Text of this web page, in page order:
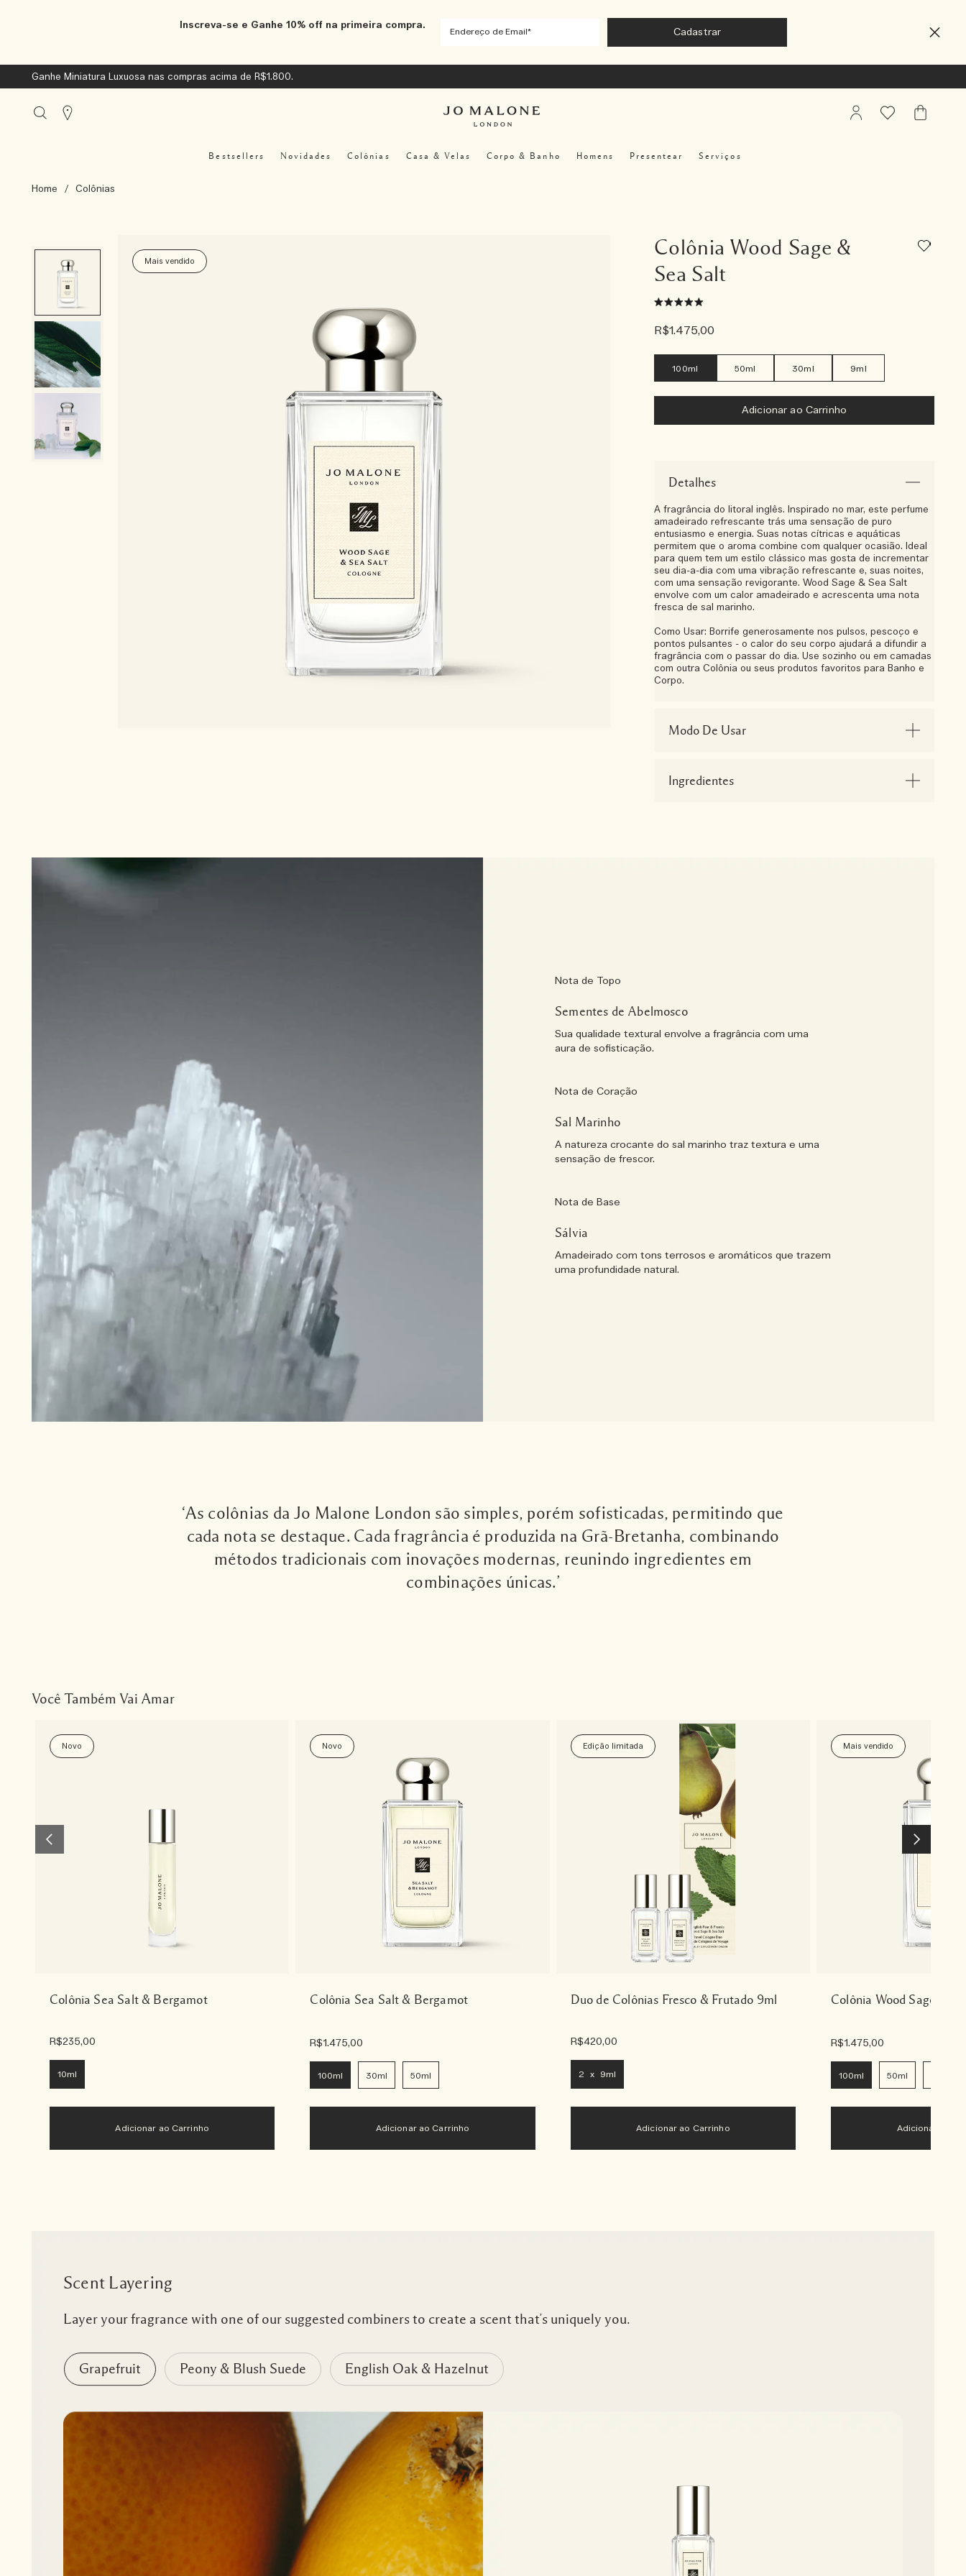
Inscreva-se e Ganhe 10% off na primeira compra.
Ganhe Miniatura Luxuosa nas compras acima de R$1.800.
Bestsellers Novidades Colônias Casa & Velas Corpo & Banho Homens Presentear Serviços
Stores
My
FavoritosMeu
Home / Colônias
Mais vendido
Colônia Wood Sage &
Sea Salt
R$1.475,00
100ml 50ml 30ml 9ml
Adicionar ao Carrinho
Detalhes
A fragrância do litoral inglês. Inspirado no mar, este perfume
amadeirado refrescante trás uma sensação de puro
entusiasmo e energia. Suas notas cítricas e aquáticas
permitem que o aroma combine com qualquer ocasião. Ideal
para quem tem um estilo clássico mas gosta de incrementar
seu dia-a-dia com uma vibração refrescante e, suas noites,
com uma sensação revigorante. Wood Sage & Sea Salt
envolve com um calor amadeirado e acrescenta uma nota
fresca de sal marinho.
Como Usar: Borrife generosamente nos pulsos, pescoço e
pontos pulsantes - o calor do seu corpo ajudará a difundir a
fragrância com o passar do dia. Use sozinho ou em camadas
com outra Colônia ou seus produtos favoritos para Banho e
Corpo.
Modo De Usar
Ingredientes
Nota de Topo
Sementes de Abelmosco
Sua qualidade textural envolve a fragrância com uma
aura de sofisticação.
Nota de Coração
Sal Marinho
A natureza crocante do sal marinho traz textura e uma
sensação de frescor.
Nota de Base
Sálvia
Amadeirado com tons terrosos e aromáticos que trazem
uma profundidade natural.
‘As colônias da Jo Malone London são simples, porém sofisticadas, permitindo que
cada nota se destaque. Cada fragrância é produzida na Grã-Bretanha, combinando
métodos tradicionais com inovações modernas, reunindo ingredientes em
combinações únicas.’
Você Também Vai Amar
Novo
Colônia Sea Salt & Bergamot
R$235,00
10ml
Adicionar ao Carrinho
Novo
Colônia Sea Salt & Bergamot
R$1.475,00
100ml 30ml 50ml
Adicionar ao Carrinho
Edição limitada
Duo de Colônias Fresco & Frutado 9ml
R$420,00
2 x 9ml
Adicionar ao Carrinho
Mais vendido
Colônia Wood Sage &
R$1.475,00
100ml 50ml
Adicionar ao
Scent Layering
Layer your fragrance with one of our suggested combiners to create a scent that’s uniquely you.
Grapefruit Peony & Blush Suede English Oak & Hazelnut